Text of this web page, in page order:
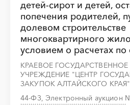
детей-сирот и детей,
попечения родителей,
долевом строительстве
многоквартирного
условием о расчетах по
КРАЕВОЕ
УЧРЕЖДЕНИЕ "ЦЕНТР
ЗАКУПОК АЛТАЙСКОГО КРАЯ"
44-ФЗ, Электронный аукцион